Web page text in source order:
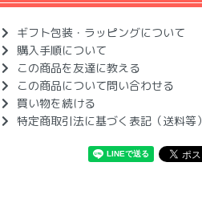
ギフト包装・ラッピングについて
購入手順について
この商品を友達に教える
この商品について問い合わせる
買い物を続ける
特定商取引法に基づく表記（送料等）